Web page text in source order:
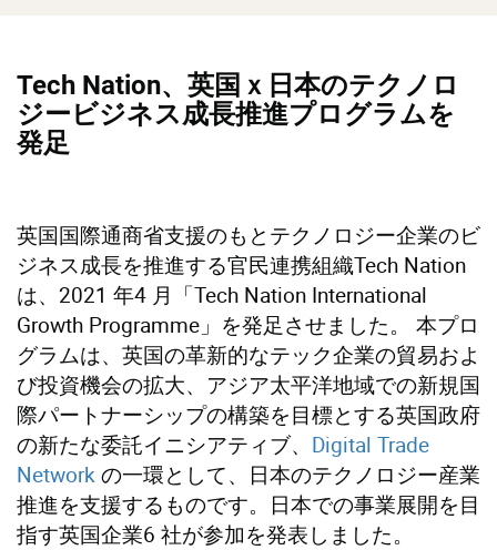
Tech Nation、英国ｘ日本のテクノロ
ジービジネス成長推進プログラムを
発足
英国国際通商省支援のもとテクノロジー企業のビ
ジネス成長を推進する官民連携組織Tech Nation
は、2021 年4 月「Tech Nation International
Growth Programme」を発足させました。 本プロ
グラムは、英国の革新的なテック企業の貿易およ
び投資機会の拡大、アジア太平洋地域での新規国
際パートナーシップの構築を目標とする英国政府
の新たな委託イニシアティブ、 Digital Trade
Networkの一環として、日本のテクノロジー産業
推進を支援するものです。日本での事業展開を目
指す英国企業6 社が参加を発表しました。